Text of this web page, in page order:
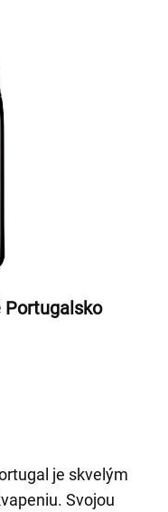
Portugalsko
je skvelým
Svojou